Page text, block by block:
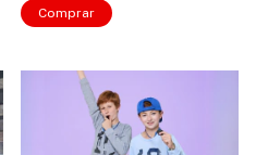
Comprar